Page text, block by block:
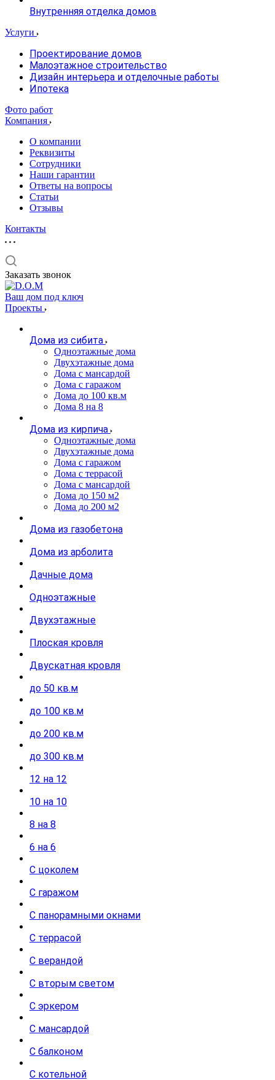
Внутренняя отделка домов
Услуги
Проектирование домов
Малоэтажное строительство
Дизайн интерьера и отделочные работы
Ипотека
Фото работ
Компания
О компании
Реквизиты
Сотрудники
Наши гарантии
Ответы на вопросы
Статьи
Отзывы
Контакты
Заказать звонок
Ваш дом под ключ
Проекты
Дома из сибита
Одноэтажные дома
Двухэтажные дома
Дома с мансардой
Дома с гаражом
Дома до 100 кв.м
Дома 8 на 8
Дома из кирпича
Одноэтажные дома
Двухэтажные дома
Дома с гаражом
Дома с террасой
Дома с мансардой
Дома до 150 м2
Дома до 200 м2
Дома из газобетона
Дома из арболита
Дачные дома
Одноэтажные
Двухэтажные
Плоская кровля
Двускатная кровля
до 50 кв.м
до 100 кв.м
до 200 кв.м
до 300 кв.м
12 на 12
10 на 10
8 на 8
6 на 6
С цоколем
С гаражом
С панорамными окнами
С террасой
С верандой
С вторым светом
С эркером
С мансардой
С балконом
С котельной